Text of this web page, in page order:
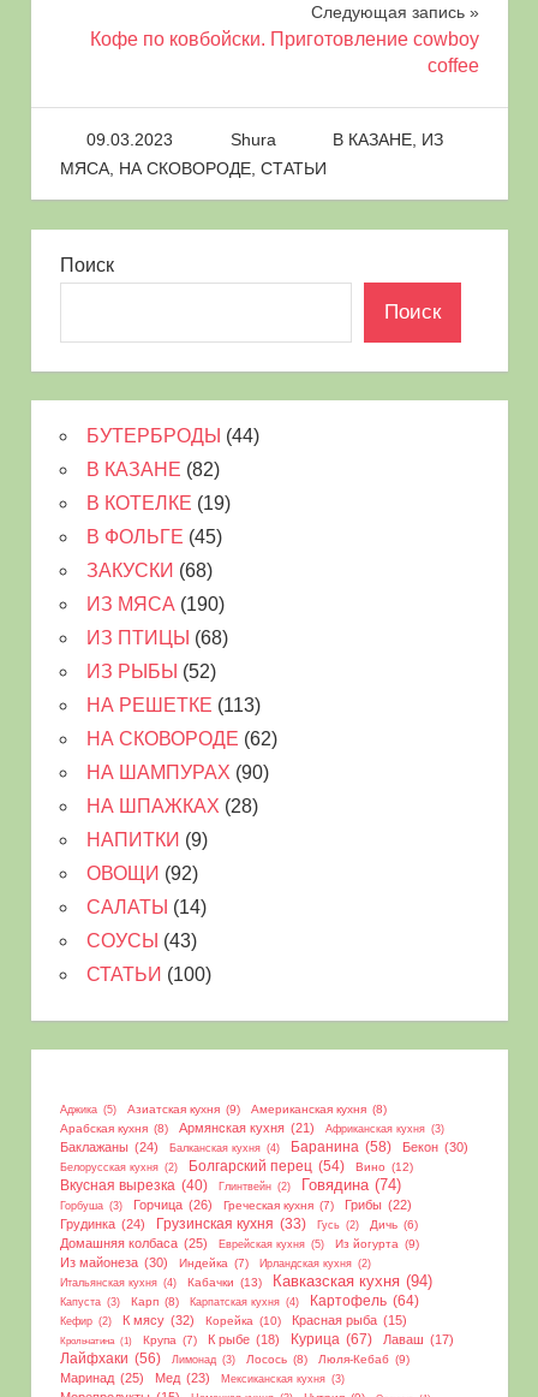
записям
Следующая запись
Кофе по ковбойски. Приготовление cowboy
coffee
09.03.2023 Shura В КАЗАНЕ ИЗ
МЯСА, НА СКОВОРОДЕ, СТАТЬИ
Поиск
Поиск
БУТЕРБРОДЫ (44)
В КАЗАНЕ (82)
В КОТЕЛКЕ (19)
В ФОЛЬГЕ (45)
ЗАКУСКИ (68)
ИЗ МЯСА (190)
ИЗ ПТИЦЫ (68)
ИЗ РЫБЫ (52)
НА РЕШЕТКЕ (113)
НА СКОВОРОДЕ (62)
НА ШАМПУРАХ (90)
НА ШПАЖКАХ (28)
НАПИТКИ (9)
ОВОЩИ (92)
САЛАТЫ (14)
СОУСЫ (43)
СТАТЬИ (100)
Аджика (5) Азиатская кухня (9) Американская кухня (8)
Арабская кухня (8) Армянская кухня (21) Африканская кухня (3)
Баклажаны (24) Балканская кухня (4) Баранина (58) Бекон (30)
Белорусская кухня (2) Болгарский перец (54) Вино (12)
Вкусная вырезка (40) Глинтвейн (2) Говядина (74)
Горбуша (3) Горчица (26) Греческая кухня (7) Грибы (22)
Грудинка (24) Грузинская кухня (33) Гусь (2) Дичь (6)
Домашняя колбаса (25) Еврейская кухня (5) Из йогурта (9)
Из майонеза (30) Индейка (7) Ирландская кухня (2)
Итальянская кухня (4) Кабачки (13) Кавказская кухня (94)
Капуста (3) Карп (8) Карпатская кухня (4) Картофель (64)
Кефир (2) К мясу (32) Корейка (10) Красная рыба (15)
Крольчатина (1) Крупа (7) К рыбе (18) Курица (67) Лаваш (17)
Лайфхаки (56) Лимонад (3) Лосось (8) Люля-Кебаб (9)
Маринад (25) Мед (23) Мексиканская кухня (3)